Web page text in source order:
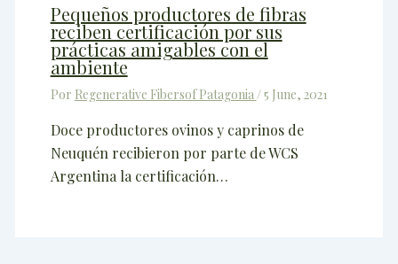
Pequeños productores de fibras
reciben certificación por sus
prácticas amigables con el
ambiente
Por Regenerative Fibersof Patagonia /5 June, 2021
Doce productores ovinos y caprinos de
Neuquén recibieron por parte de WCS
Argentina la certificación…